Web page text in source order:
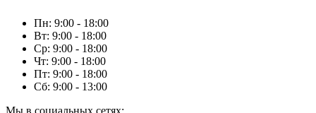
Пн: 9:00 - 18:00
Вт: 9:00 - 18:00
Ср: 9:00 - 18:00
Чт: 9:00 - 18:00
Пт: 9:00 - 18:00
Сб: 9:00 - 13:00